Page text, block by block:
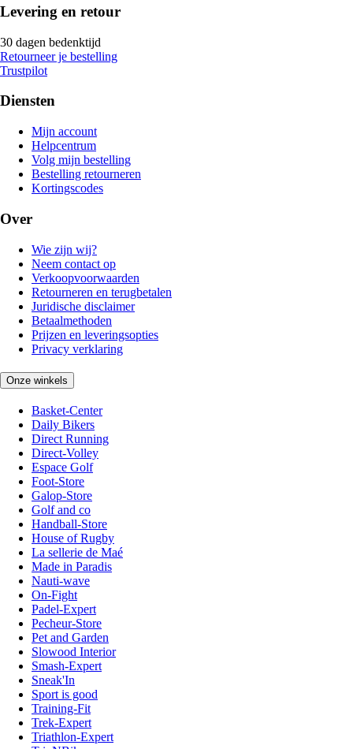
Levering en retour
30 dagen bedenktijd
Retourneer je bestelling
Trustpilot
Diensten
Mijn account
Helpcentrum
Volg mijn bestelling
Bestelling retourneren
Kortingscodes
Over
Wie zijn wij?
Neem contact op
Verkoopvoorwaarden
Retourneren en terugbetalen
Juridische disclaimer
Betaalmethoden
Prijzen en leveringsopties
Privacy verklaring
Onze winkels
Basket-Center
Daily Bikers
Direct Running
Direct-Volley
Espace Golf
Foot-Store
Galop-Store
Golf and co
Handball-Store
House of Rugby
La sellerie de Maé
Made in Paradis
Nauti-wave
On-Fight
Padel-Expert
Pecheur-Store
Pet and Garden
Slowood Interior
Smash-Expert
Sneak'In
Sport is good
Training-Fit
Trek-Expert
Triathlon-Expert